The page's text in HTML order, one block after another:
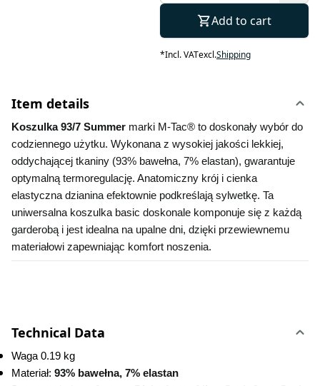
Add to cart
*Incl. VATexcl.Shipping
Item details
Koszulka 93/7 Summer marki M-Tac® to doskonały wybór do
codziennego użytku. Wykonana z wysokiej jakości lekkiej,
oddychającej tkaniny (93% bawełna, 7% elastan), gwarantuje
optymalną termoregulację. Anatomiczny krój i cienka
elastyczna dzianina efektownie podkreślają sylwetkę. Ta
uniwersalna koszulka basic doskonale komponuje się z każdą
garderobą i jest idealna na upalne dni, dzięki przewiewnemu
materiałowi zapewniając komfort noszenia.
Technical Data
Waga 0.19 kg
Materiał: 93% bawełna, 7% elastan